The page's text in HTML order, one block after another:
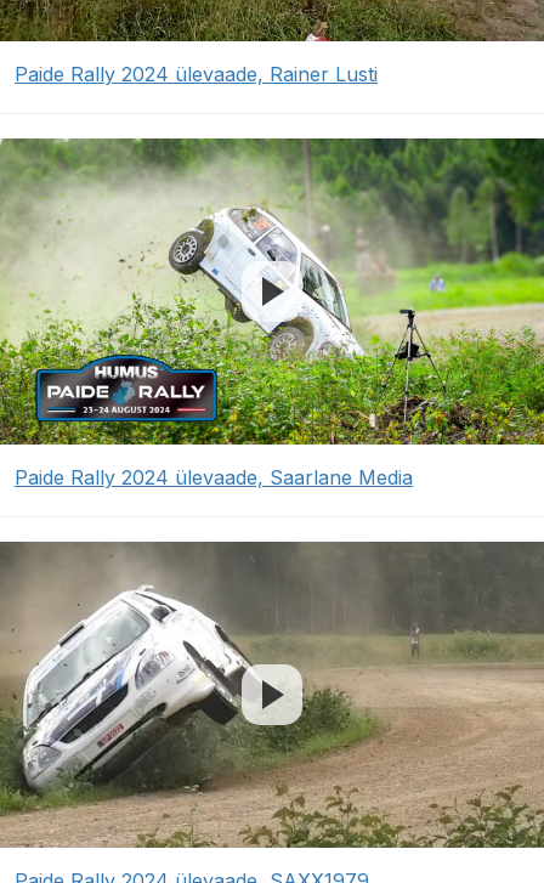
Paide Rally 2024 ülevaade, Rainer Lusti
Paide Rally 2024 ülevaade, Saarlane Media